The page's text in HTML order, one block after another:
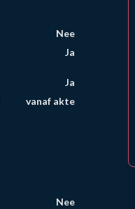
Nee
Ja
Ja
vanaf akte
Nee